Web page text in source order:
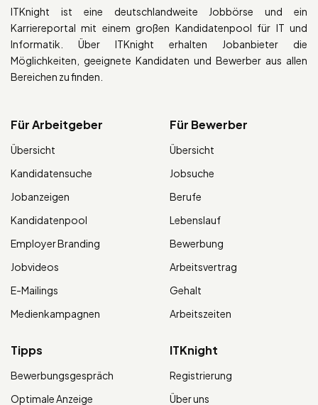
ITKnight ist eine deutschlandweite Jobbörse und ein
Karriereportal mit einem großen Kandidatenpool für IT und
Informatik. Über ITKnight erhalten Jobanbieter die
Möglichkeiten, geeignete Kandidaten und Bewerber aus allen
Bereichen zu finden.
Für Arbeitgeber
Übersicht
Kandidatensuche
Jobanzeigen
Kandidatenpool
Employer Branding
Jobvideos
E-Mailings
Medienkampagnen
Für Bewerber
Übersicht
Jobsuche
Berufe
Lebenslauf
Bewerbung
Arbeitsvertrag
Gehalt
Arbeitszeiten
Tipps
Bewerbungsgespräch
Optimale Anzeige
ITKnight
Registrierung
Über uns